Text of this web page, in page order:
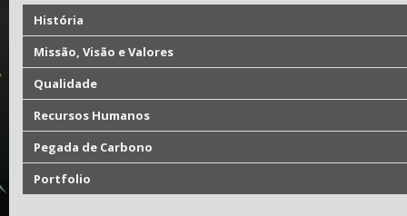
História
Missão, Visão e Valores
Qualidade
Recursos Humanos
Pegada de Carbono
Portfolio